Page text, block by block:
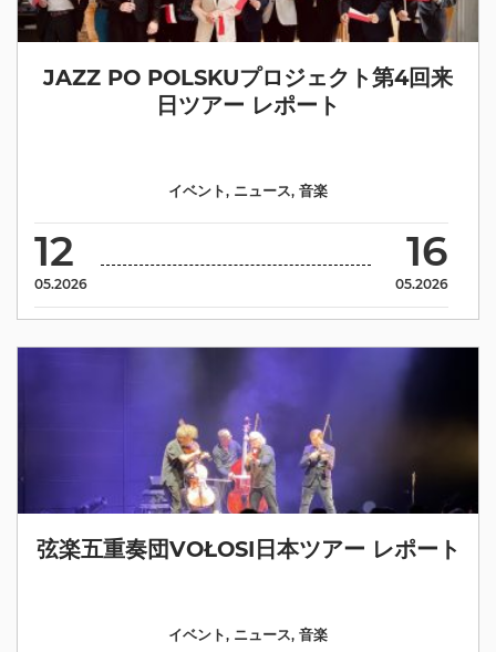
JAZZ PO POLSKUプロジェクト第4回来
日ツアー レポート
12
05.2026
16
05.2026
イベント, ニュース, 音楽
弦楽五重奏団VOŁOSI日本ツアー レポート
イベント, ニュース, 音楽